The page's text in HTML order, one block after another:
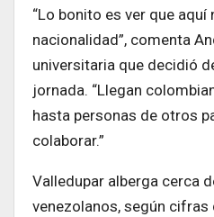
“Lo bonito es ver que
nacionalidad”, comenta
universitaria que decidió
jornada. “Llegan
hasta personas de otros
colaborar.”
Valledupar alberga cerca
venezolanos, según cifras